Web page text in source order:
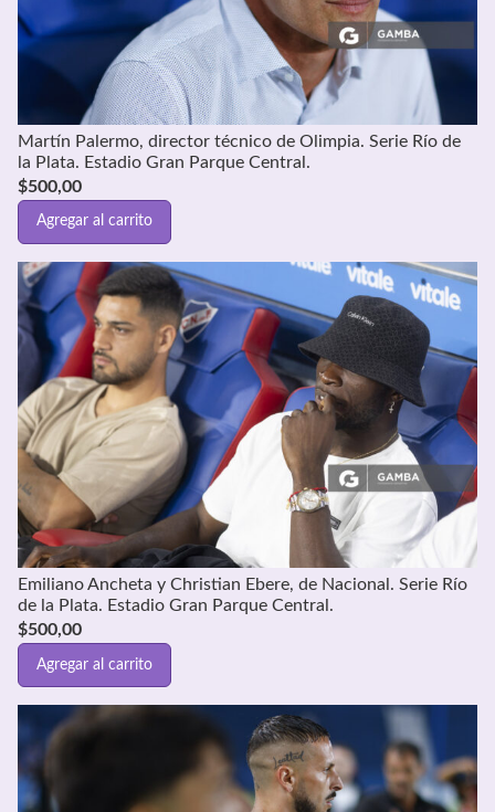
Martín Palermo, director técnico de Olimpia. Serie Río de
la Plata. Estadio Gran Parque Central.
$500,00
Agregar al carrito
Emiliano Ancheta y Christian Ebere, de Nacional. Serie Río
de la Plata. Estadio Gran Parque Central.
$500,00
Agregar al carrito